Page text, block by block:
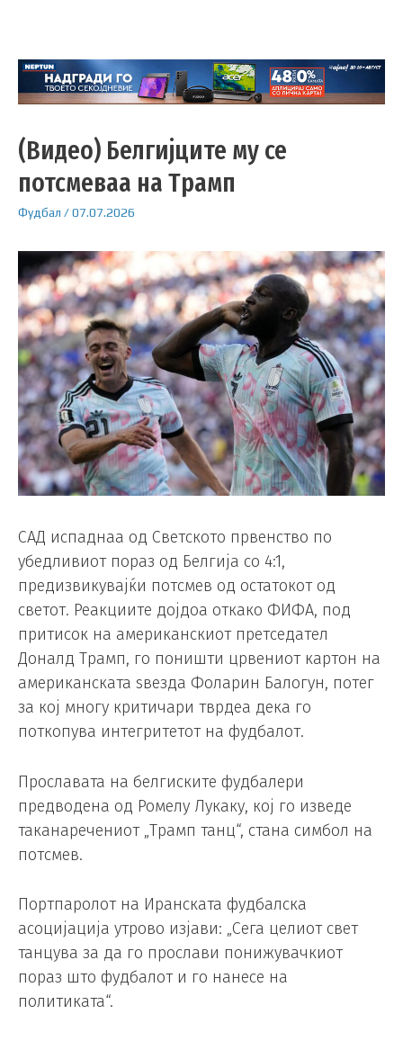
(Видео) Белгијците му се
потсмеваа на Трамп
Фудбал /07.07.2026
САД испаднаа од Светското првенство по
убедливиот пораз од Белгија со 4:1,
предизвикувајќи потсмев од остатокот од
светот. Реакциите дојдоа откако ФИФА, под
притисок на американскиот претседател
Доналд Трамп, го поништи црвениот картон на
американската ѕвезда Фоларин Балогун, потег
за кој многу критичари тврдеа дека го
поткопува интегритетот на фудбалот.
Прославата на белгиските фудбалери
предводена од Ромелу Лукаку, кој го изведе
таканаречениот „Трамп танц“, стана симбол на
потсмев.
Портпаролот на Иранската фудбалска
асоцијација утрово изјави: „Сега целиот свет
танцува за да го прослави понижувачкиот
пораз што фудбалот и го нанесе на
политиката“.